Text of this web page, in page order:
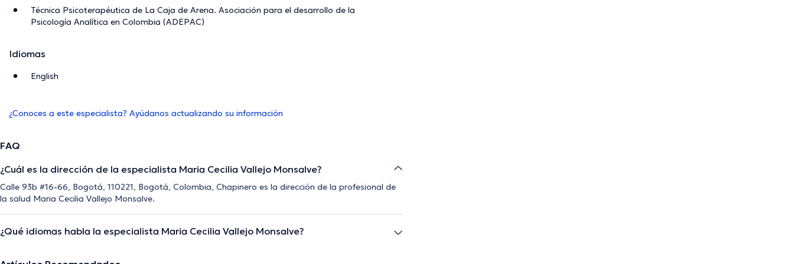
Técnica Psicoterapéutica de La Caja de Arena. Asociación para el desarrollo de la
Psicología Analítica en Colombia (ADEPAC)
Idiomas
English
¿Conoces a este especialista? Ayúdanos actualizando su información
FAQ
¿Cuál es la dirección de la especialista Maria Cecilia Vallejo Monsalve?
Calle 93b #16-66, Bogotá, 110221, Bogotá, Colombia, Chapinero es la dirección de la profesional de
la salud Maria Cecilia Vallejo Monsalve.
¿Qué idiomas habla la especialista Maria Cecilia Vallejo Monsalve?